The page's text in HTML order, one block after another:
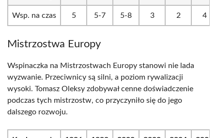
Wsp. na czas 5 5-7 5-8 3 2 4
Mistrzostwa Europy
Wspinaczka na Mistrzostwach Europy stanowi nie lada
wyzwanie. Przeciwnicy są silni, a poziom rywalizacji
wysoki. Tomasz Oleksy zdobywał cenne doświadczenie
podczas tych mistrzostw, co przyczyniło się do jego
dalszego rozwoju.